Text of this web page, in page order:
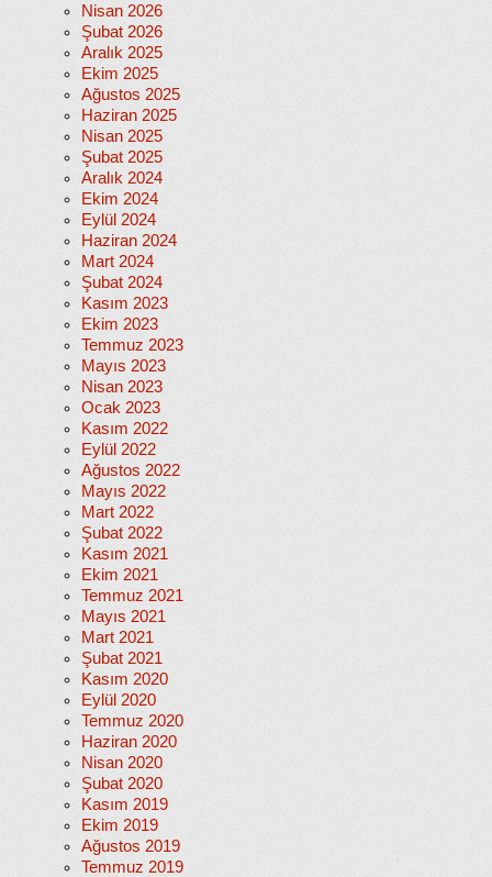
Nisan 2026
Şubat 2026
Aralık 2025
Ekim 2025
Ağustos 2025
Haziran 2025
Nisan 2025
Şubat 2025
Aralık 2024
Ekim 2024
Eylül 2024
Haziran 2024
Mart 2024
Şubat 2024
Kasım 2023
Ekim 2023
Temmuz 2023
Mayıs 2023
Nisan 2023
Ocak 2023
Kasım 2022
Eylül 2022
Ağustos 2022
Mayıs 2022
Mart 2022
Şubat 2022
Kasım 2021
Ekim 2021
Temmuz 2021
Mayıs 2021
Mart 2021
Şubat 2021
Kasım 2020
Eylül 2020
Temmuz 2020
Haziran 2020
Nisan 2020
Şubat 2020
Kasım 2019
Ekim 2019
Ağustos 2019
Temmuz 2019